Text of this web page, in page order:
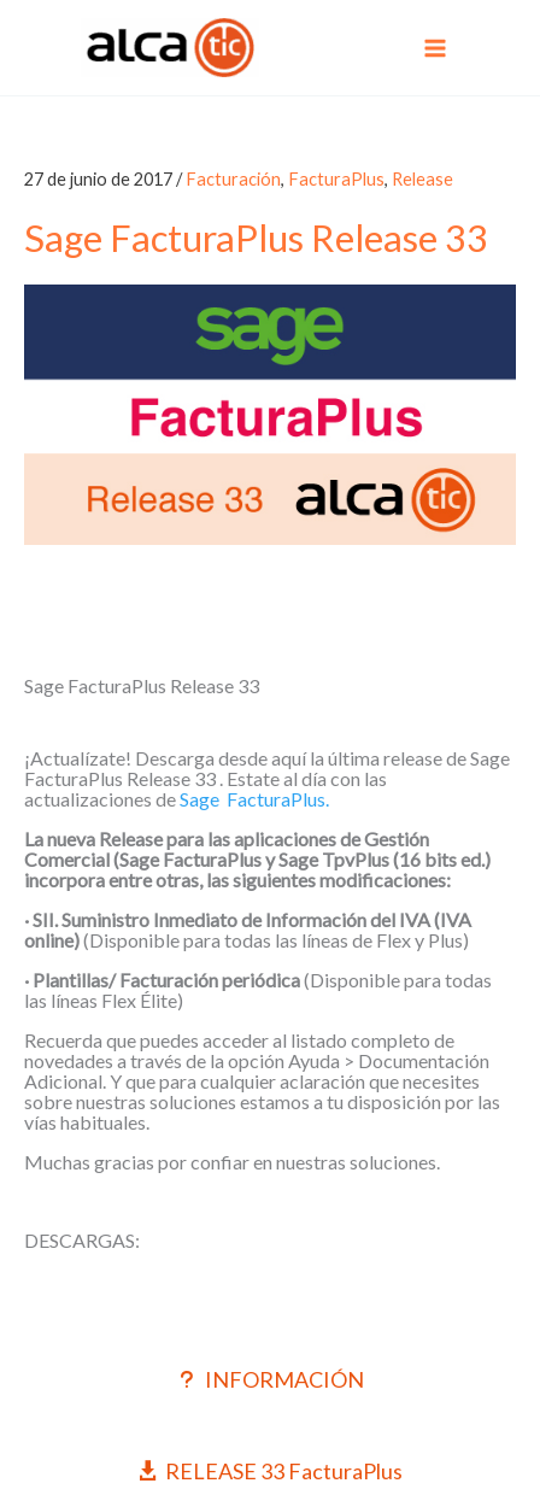
27 de junio de 2017/Facturación, FacturaPlus, Release
Sage FacturaPlus Release 33
Sage FacturaPlus Release 33
¡Actualízate! Descarga desde aquí la última release de Sage
FacturaPlus Release 33 . Estate al día con las
actualizaciones deSage FacturaPlus.
La nueva Release para las aplicaciones de Gestión
Comercial (Sage FacturaPlus y Sage TpvPlus (16 bits ed.)
incorpora entre otras, las siguientes modificaciones:
· SII. Suministro Inmediato de Información del IVA (IVA
online)(Disponible para todas las líneas de Flex y Plus)
· Plantillas/ Facturación periódica(Disponible para todas
las líneas Flex Élite)
Recuerda que puedes acceder al listado completo de
novedades a través de la opción Ayuda > Documentación
Adicional. Y que para cualquier aclaración que necesites
sobre nuestras soluciones estamos a tu disposición por las
vías habituales.
Muchas gracias por confiar en nuestras soluciones.
DESCARGAS:
INFORMACIÓN
RELEASE 33 FacturaPlus